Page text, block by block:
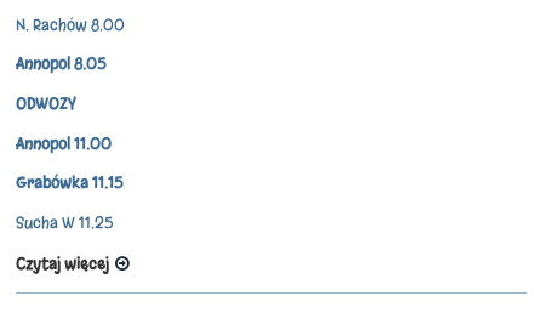
N. Rachów 8.00
Annopol 8.05
ODWOZY
Annopol 11.00
Grabówka 11.15
Sucha W 11.25
Czytaj więcej